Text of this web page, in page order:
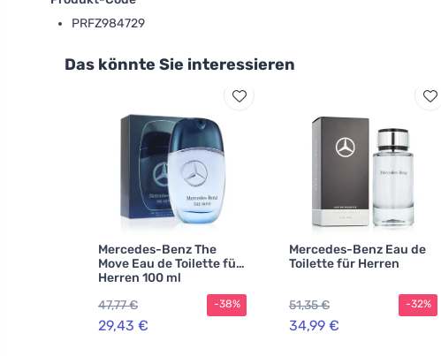
PRFZ984729
Das könnte Sie interessieren
Mercedes-Benz The
Move Eau de Toilette für
Herren 100 ml
47,77 €
29,43 €
-38%
Mercedes-Benz Eau de
Toilette für Herren
51,35 €
34,99 €
-32%